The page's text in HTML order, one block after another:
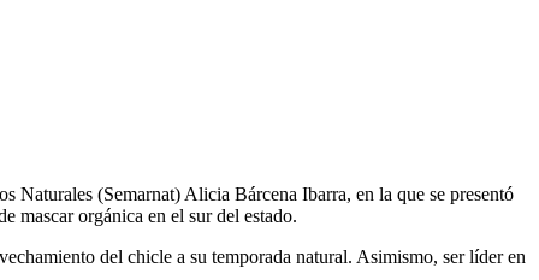
Naturales (Semarnat) Alicia Bárcena Ibarra, en la que se presentó
mascar orgánica en el sur del estado.
del chicle a su temporada natural. Asimismo, ser líder en